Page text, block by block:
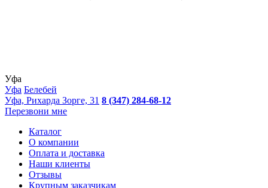
Уфа
Уфа Белебей
Уфа, Рихарда Зорге, 31 8 (347) 284-68-12
Перезвони мне
Каталог
О компании
Оплата и доставка
Наши клиенты
Отзывы
Крупным заказчикам